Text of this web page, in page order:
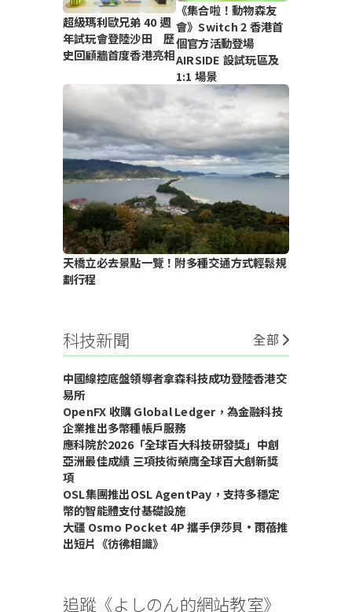
超級瑪利歐兄弟 40 週
年試玩會登陸沙田 歷
史回顧牆首度香港亮相
《集合啦！動物森友
會》Switch 2 香港首
個官方活動登場
AIRSIDE 設試玩區及
1:1 場景
天橋立必去景點一覽！附多種交通方式輕鬆規
劃行程
科技新聞 全部
中國線控底盤領導者拿森科技成功登陸香港交
易所
OpenFX 收購 Global Ledger，為金融科技
企業推出多幣種帳戶服務
應科院於2026「全球百大科技研發獎」中創
亞洲最佳成績 三項技術榮膺全球百大創新獎
項
OSL集團推出OSL AgentPay，支持多穩定
幣的智能體支付基礎設施
大疆 Osmo Pocket 4P 攜手伊莎貝•雨蓓推
出短片《彷彿相識》
追蹤《よしのん的網站教室》